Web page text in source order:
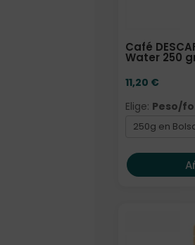
Café
Water 250
11,20 €
Elige: Peso/